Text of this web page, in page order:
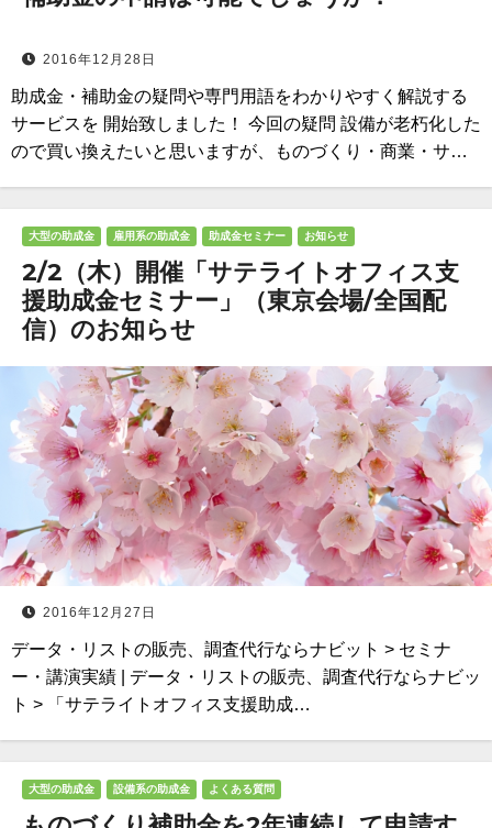
2016年12月28日
助成金・補助金の疑問や専門用語をわかりやすく解説する
サービスを 開始致しました！ 今回の疑問 設備が老朽化した
ので買い換えたいと思いますが、ものづくり・商業・サ…
大型の助成金 雇用系の助成金 助成金セミナー お知らせ
2/2（木）開催「サテライトオフィス支
援助成金セミナー」（東京会場/全国配
信）のお知らせ
2016年12月27日
データ・リストの販売、調査代行ならナビット > セミナ
ー・講演実績 | データ・リストの販売、調査代行ならナビッ
ト > 「サテライトオフィス支援助成…
大型の助成金 設備系の助成金 よくある質問